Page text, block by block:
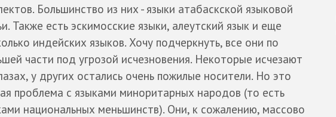
Большинство из них - языки атабаскской языковой
Также есть эскимосские языки, алеутский язык и еще
индейских языков. Хочу подчеркнуть, все они по
части под угрозой исчезновения. Некоторые исчезают
у других остались очень пожилые носители. Но это
проблема с языками миноритарных народов (то есть
национальных меньшинств). Они, к сожалению, массово